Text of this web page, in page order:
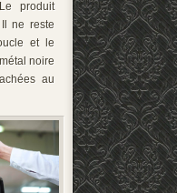
produit
ne reste
et le
noire
au